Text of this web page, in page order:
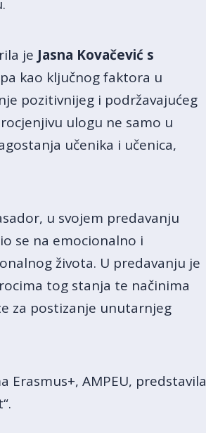
je Jasna Kovačević s
kao ključnog faktora u
pozitivnijeg i podržavajućeg
ulogu ne samo u
učenika i učenica,
u svojem predavanju
se na emocionalno i
života. U predavanju je
tog stanja te načinima
za postizanje unutarnjeg
AMPEU, predstavila